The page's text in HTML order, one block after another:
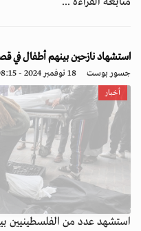
استشهاد نازحين بينهم أطفال في
جسور بوست 18 نوفمبر 2024 - 08:15
أخبار
استشهد عدد من الفلسطينيين